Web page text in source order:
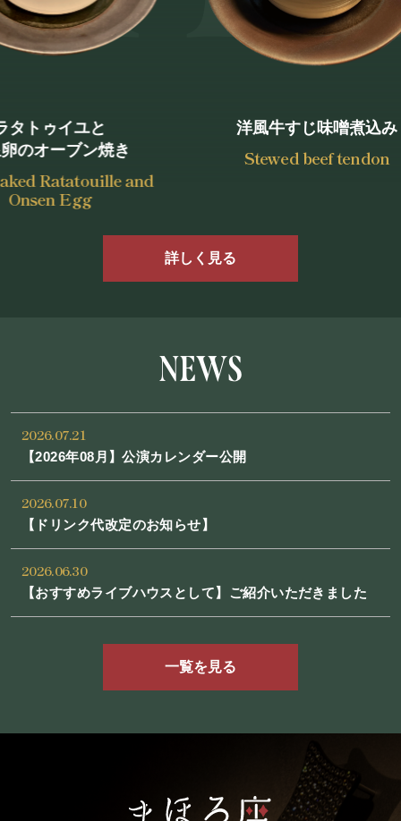
と
焼き
and
洋風牛すじ味噌煮込み
Stewed beef tendon
詳しく見る
NEWS
2026.07.21
【2026年08月】公演カレンダー公開
2026.07.10
【ドリンク代改定のお知らせ】
2026.06.30
【おすすめライブハウスとして】ご紹介いただきました
一覧を見る